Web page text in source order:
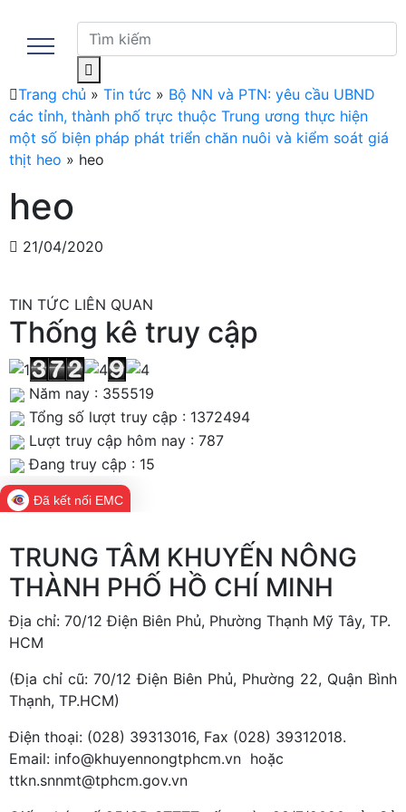
Trang chủ » Tin tức » Bộ NN và PTN: yêu cầu UBND
các tỉnh, thành phố trực thuộc Trung ương thực hiện
một số biện pháp phát triển chăn nuôi và kiểm soát giá
thịt heo » heo
heo
21/04/2020
TIN TỨC LIÊN QUAN
Thống kê truy cập
Năm nay : 355519
Tổng số lượt truy cập : 1372494
Lượt truy cập hôm nay : 787
Đang truy cập : 15
Đã kết nối EMC
TRUNG TÂM KHUYẾN NÔNG
THÀNH PHỐ HỒ CHÍ MINH
Địa chỉ: 70/12 Điện Biên Phủ, Phường Thạnh Mỹ Tây, TP.
HCM
(Địa chỉ cũ: 70/12 Điện Biên Phủ, Phường 22, Quận Bình
Thạnh, TP.HCM)
Điện thoại: (028) 39313016, Fax (028) 39312018.
Email: info@khuyennongtphcm.vn hoặc
ttkn.snnmt@tphcm.gov.vn